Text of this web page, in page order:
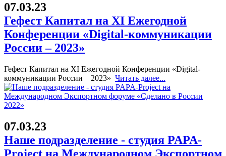
07.03.23
Гефест Капитал на XI Ежегодной
Конференции «Digital-коммуникации
России – 2023»
Гефест Капитал на XI Ежегодной Конференции «Digital-
коммуникации России – 2023» Читать далее...
07.03.23
Наше подразделение - студия PAPA-